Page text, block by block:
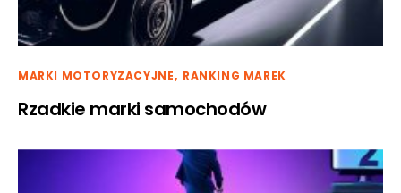
MARKI MOTORYZACYJNE RANKING MAREK
Rzadkie marki samochodów